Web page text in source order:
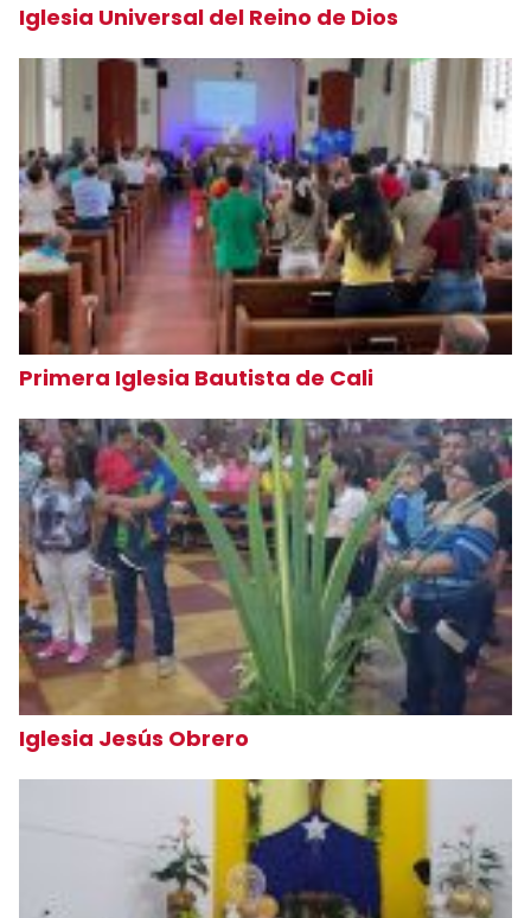
Iglesia Universal del Reino de Dios
Primera Iglesia Bautista de Cali
Iglesia Jesús Obrero